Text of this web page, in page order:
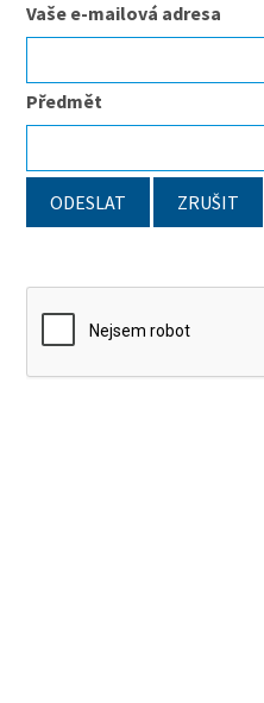
Vaše e-mailová adresa
Předmět
ODESLAT ZRUŠIT